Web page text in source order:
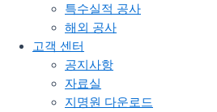
특수실적 공사
해외 공사
고객 센터
공지사항
자료실
지명원 다운로드